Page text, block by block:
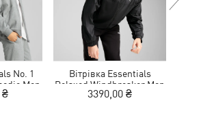
No. 1
Men
₴
Вітрівка Essentials
Relaxed Windbreaker Men
3390,00 ₴